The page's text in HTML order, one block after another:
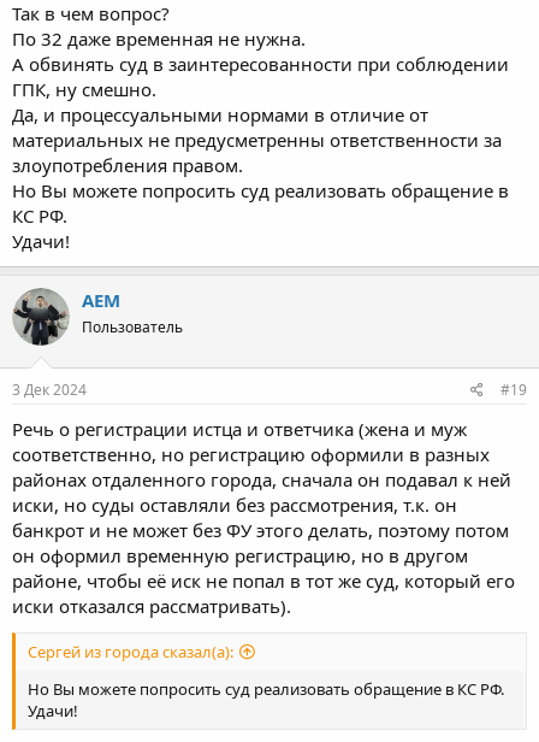
Так в чем вопрос?
По 32 даже временная не нужна.
А обвинять суд в заинтересованности при соблюдении
ГПК, ну смешно.
Да, и процессуальными нормами в отличие от
материальных не предусметренны ответственности за
злоупотребления правом.
Но Вы можете попросить суд реализовать обращение в
КС РФ.
Удачи!
AEM
Пользователь
3 Дек 2024 #19
Речь о регистрации истца и ответчика (жена и муж
соответственно, но регистрацию оформили в разных
районах отдаленного города, сначала он подавал к ней
иски, но суды оставляли без рассмотрения, т.к. он
банкрот и не может без ФУ этого делать, поэтому потом
он оформил временную регистрацию, но в другом
районе, чтобы её иск не попал в тот же суд, который его
иски отказался рассматривать).
Сергей из города сказал(а):
Но Вы можете попросить суд реализовать обращение в КС РФ.
Удачи!